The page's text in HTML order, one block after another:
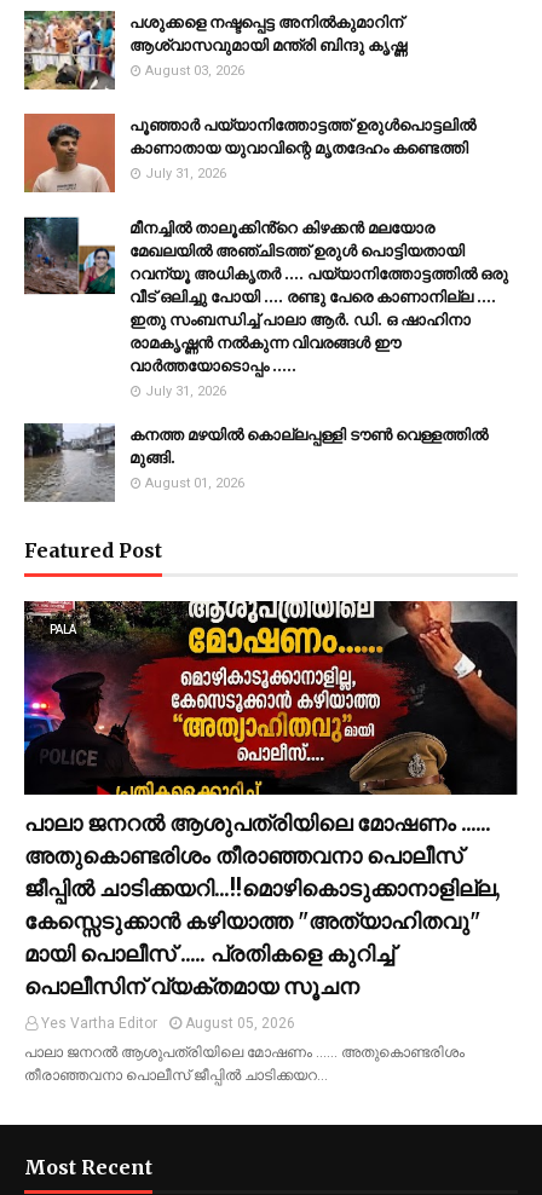
പശുക്കളെ നഷ്ടപ്പെട്ട അനിൽകുമാറിന്
ആശ്വാസവുമായി മന്ത്രി ബിന്ദു കൃഷ്ണ
August 03, 2026
പൂഞ്ഞാര്‍ പയ്യാനിത്തോട്ടത്ത് ഉരുള്‍പൊട്ടലില്‍
കാണാതായ യുവാവിന്റെ മൃതദേഹം കണ്ടെത്തി
July 31, 2026
മീനച്ചിൽ താലൂക്കിൻ്റെ കിഴക്കൻ മലയോര
മേഖലയിൽ അഞ്ചിടത്ത് ഉരുൾ പൊട്ടിയതായി
റവന്യൂ അധികൃതർ .... പയ്യാനിത്തോട്ടത്തിൽ ഒരു
വീട് ഒലിച്ചു പോയി .... രണ്ടു പേരെ കാണാനില്ല ....
ഇതു സംബന്ധിച്ച് പാലാ ആർ. ഡി. ഒ ഷാഹിനാ
രാമകൃഷ്ണൻ നൽകുന്ന വിവരങ്ങൾ ഈ
വാർത്തയോടൊപ്പം .....
July 31, 2026
കനത്ത മഴയില്‍ കൊല്ലപ്പള്ളി ടൗണ്‍ വെള്ളത്തില്‍
മുങ്ങി.
August 01, 2026
Featured Post
PALA
പാലാ ജനറൽ ആശുപത്രിയിലെ മോഷണം ......
അതുകൊണ്ടരിശം തീരാഞ്ഞവനാ പൊലീസ്
ജീപ്പില്‍ ചാടിക്കയറി...!!മൊഴികൊടുക്കാനാളില്ല,
കേസ്സെടുക്കാൻ കഴിയാത്ത "അത്യാഹിതവു"
മായി പൊലീസ് ..... പ്രതികളെ കുറിച്ച്
പൊലീസിന് വ്യക്തമായ സൂചന
Yes Vartha Editor
August 05, 2026
പാലാ ജനറൽ ആശുപത്രിയിലെ മോഷണം ...... അതുകൊണ്ടരിശം
തീരാഞ്ഞവനാ പൊലീസ് ജീപ്പില്‍ ചാടിക്കയറ…
Most Recent